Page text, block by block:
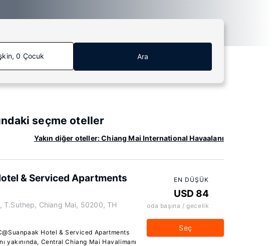
0 Çocuk Ara
seçme oteller
Yakın diğer oteller: Chiang Mai International Havaalanı
& Serviced Apartments
T.Suthep, Chiang Mai, 50200, TH
Hotel & Serviced Apartments
yakınında, Central Chiang Mai Havalimanı
EN DÜŞÜK
USD 84
oda başına / gecelik
Seç